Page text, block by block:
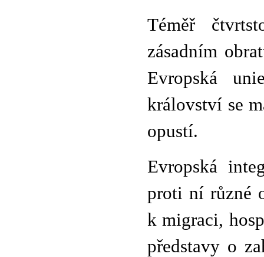
Téměř
zásadním
Evropská
království se
opustí.
Evropská
proti ní různé
k migraci,
představy o